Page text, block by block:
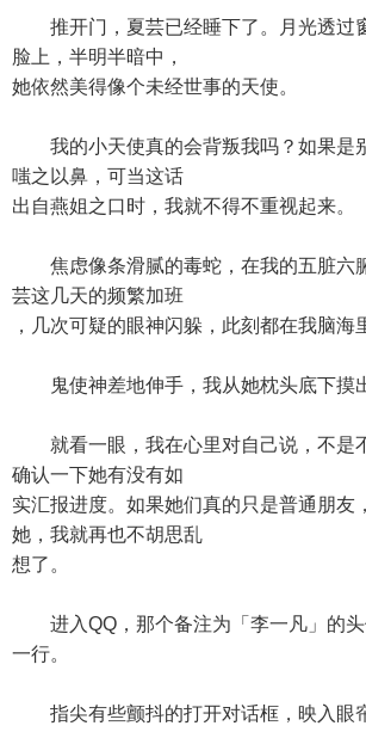
推开门，夏芸已经睡下了。月光透过
脸上，半明半暗中，
她依然美得像个未经世事的天使。
我的小天使真的会背叛我吗？如果是
嗤之以鼻，可当这话
出自燕姐之口时，我就不得不重视起来。
焦虑像条滑腻的毒蛇，在我的五脏六
芸这几天的频繁加班
，几次可疑的眼神闪躲，此刻都在我脑海
鬼使神差地伸手，我从她枕头底下摸出
就看一眼，我在心里对自己说，不是
确认一下她有没有如
实汇报进度。如果她们真的只是普通朋友
她，我就再也不胡思乱
想了。
进入QQ，那个备注为「李一凡」的头
一行。
指尖有些颤抖的打开对话框，映入眼